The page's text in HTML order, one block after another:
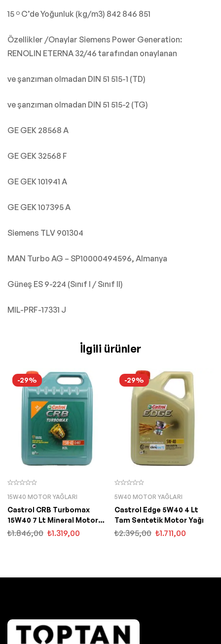
15 º C’de Yoğunluk (kg/m3) 842 846 851
Özellikler /Onaylar Siemens Power Generation:
RENOLIN ETERNA 32/46 tarafından onaylanan
ve şanzıman olmadan DIN 51 515-1 (TD)
ve şanzıman olmadan DIN 51 515-2 (TG)
GE GEK 28568 A
GE GEK 32568 F
GE GEK 101941 A
GE GEK 107395 A
Siemens TLV 901304
MAN Turbo AG – SP10000494596, Almanya
Güneş ES 9-224 (Sınıf I / Sınıf II)
MIL-PRF-17331 J
İlgili ürünler
-29%
15W40 MOTOR YAĞLARI
Castrol CRB Turbomax
15W40 7 Lt Mineral Motor
Yağı
₺1.846,00 ₺1.319,00
-29%
5W40 MOTOR YAĞLARI
Castrol Edge 5W40 4 Lt
Tam Sentetik Motor Yağı
₺2.395,00 ₺1.711,00